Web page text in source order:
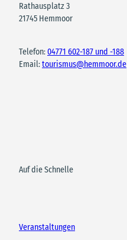
Rathausplatz 3
21745 Hemmoor
Telefon:04771 602-187 und -188
Email:tourismus@hemmoor.de
Auf die Schnelle
Veranstaltungen